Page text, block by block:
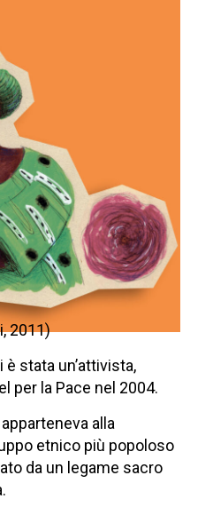
2011)
stata un’attivista,
per la Pace nel 2004.
alla
etnico più popoloso
da un legame sacro